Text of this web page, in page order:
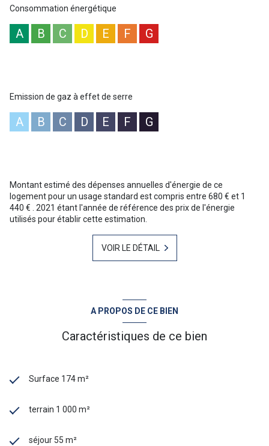
Consommation énergétique
A B C D E F G
Emission de gaz à effet de serre
A B C D E F G
Montant estimé des dépenses annuelles d'énergie de ce
logement pour un usage standard est compris entre 680 € et 1
440 € . 2021 étant l'année de référence des prix de l'énergie
utilisés pour établir cette estimation.
VOIR LE DÉTAIL
A PROPOS DE CE BIEN
Caractéristiques de ce bien
Surface 174 m²
terrain 1 000 m²
séjour 55 m²